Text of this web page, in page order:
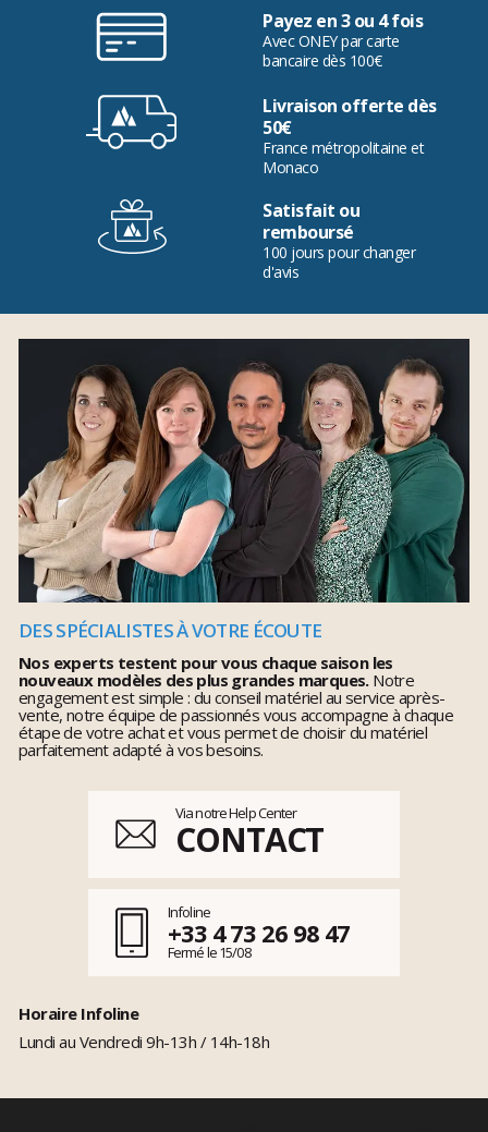
Payez en 3 ou 4 fois
Avec ONEY par carte
bancaire dès 100€
Livraison offerte dès
50€
France métropolitaine et
Monaco
Satisfait ou
remboursé
100 jours pour changer
d'avis
DES SPÉCIALISTES À VOTRE ÉCOUTE
Nos experts testent pour vous chaque saison les
nouveaux modèles des plus grandes marques.Notre
engagement est simple : du conseil matériel au service après-
vente, notre équipe de passionnés vous accompagne à chaque
étape de votre achat et vous permet de choisir du matériel
parfaitement adapté à vos besoins.
Via notre Help Center
CONTACT
Infoline
+33 4 73 26 98 47
Fermé le 15/08
Horaire Infoline
Lundi au Vendredi 9h-13h / 14h-18h